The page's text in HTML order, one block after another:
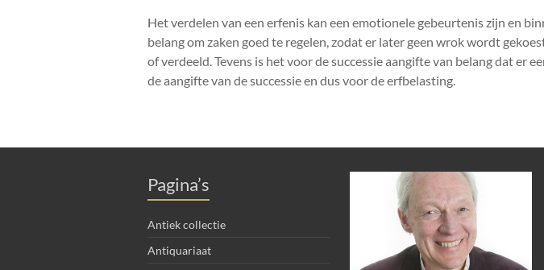
Het verdelen van een erfenis kan een emotionele gebeurtenis zijn en
belang om zaken goed te regelen, zodat er later geen wrok wordt
of verdeeld. Tevens is het voor de successie aangifte van belang dat
de aangifte van de successie en dus voor de erfbelasting.
Pagina’s
Antiek collectie
Antiquariaat